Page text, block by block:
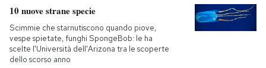
10 nuove strane specie
Scimmie che starnutiscono quando piove,
vespe spietate, funghi SpongeBob: le ha
scelte l'Università dell'Arizona tra le scoperte
dello scorso anno